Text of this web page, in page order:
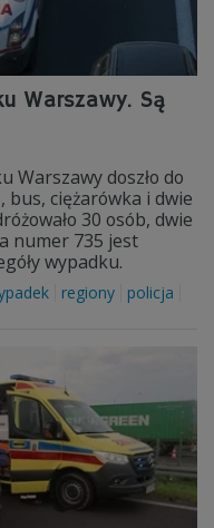
Warszawy. Są
Warszawy doszło do
bus, ciężarówka i dwie
30 osób, dwie
numer 735 jest
wypadku.
regiony
policja